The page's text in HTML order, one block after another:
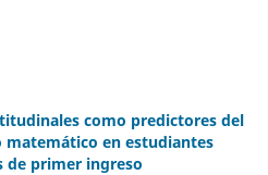
como predictores del
en estudiantes
de primer ingreso